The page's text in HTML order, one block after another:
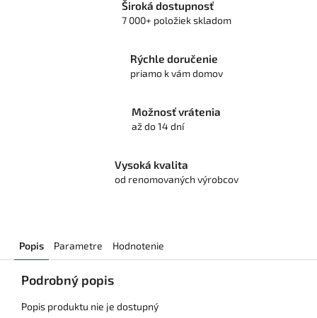
Široká dostupnosť
7 000+ položiek skladom
Rýchle doručenie
priamo k vám domov
Možnosť vrátenia
až do 14 dní
Vysoká kvalita
od renomovaných výrobcov
Popis Parametre Hodnotenie
Podrobný popis
Popis produktu nie je dostupný